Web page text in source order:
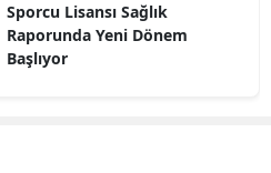
Sporcu Lisansı Sağlık
Raporunda Yeni Dönem
Başlıyor